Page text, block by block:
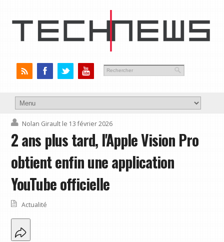
Nolan Girault le 13 février 2026
2 ans plus tard, l'Apple Vision Pro
obtient enfin une application
YouTube officielle
Actualité